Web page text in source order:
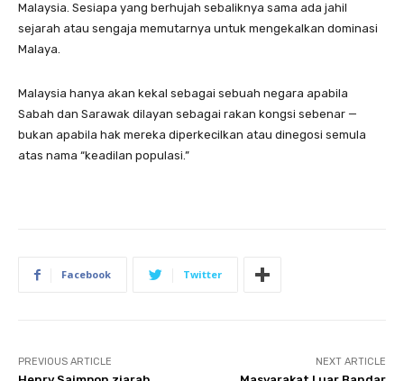
Malaysia. Sesiapa yang berhujah sebaliknya sama ada jahil
sejarah atau sengaja memutarnya untuk mengekalkan dominasi
Malaya.
Malaysia hanya akan kekal sebagai sebuah negara apabila
Sabah dan Sarawak dilayan sebagai rakan kongsi sebenar —
bukan apabila hak mereka diperkecilkan atau dinegosi semula
atas nama “keadilan populasi.”
Facebook Twitter
PREVIOUS ARTICLE NEXT ARTICLE